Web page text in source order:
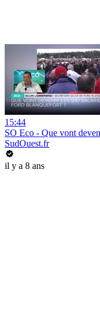
15:44
SO Eco - Que vont
SudOuest.fr
il y a 8 ans